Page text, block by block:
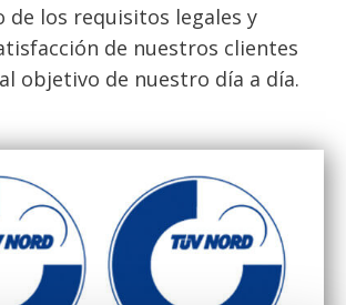
los requisitos legales y
de nuestros clientes
objetivo de nuestro día a día.